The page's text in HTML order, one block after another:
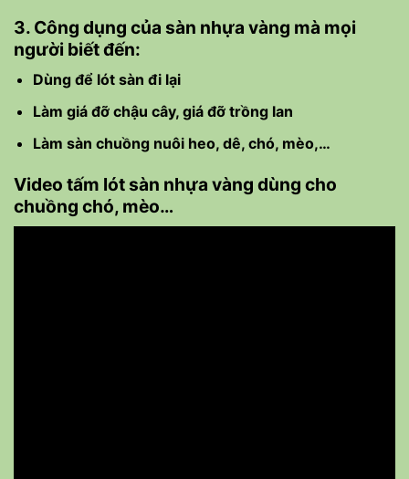
3. Công dụng của sàn nhựa vàng mà mọi
người biết đến:
Dùng để lót sàn đi lại
Làm giá đỡ chậu cây, giá đỡ trồng lan
Làm sàn chuồng nuôi heo, dê, chó, mèo,…
Video tấm lót sàn nhựa vàng dùng cho
chuồng chó, mèo…